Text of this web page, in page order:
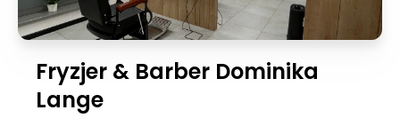
Fryzjer & Barber Dominika
Lange